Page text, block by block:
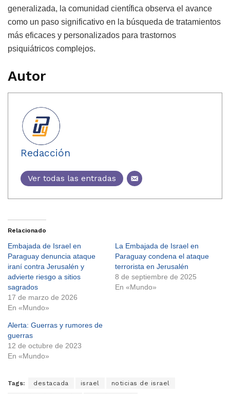
generalizada, la comunidad científica observa el avance
como un paso significativo en la búsqueda de tratamientos
más eficaces y personalizados para trastornos
psiquiátricos complejos.
Autor
Redacción
Ver todas las entradas
Relacionado
Embajada de Israel en
Paraguay denuncia ataque
iraní contra Jerusalén y
advierte riesgo a sitios
sagrados
17 de marzo de 2026
En «Mundo»
La Embajada de Israel en
Paraguay condena el ataque
terrorista en Jerusalén
8 de septiembre de 2025
En «Mundo»
Alerta: Guerras y rumores de
guerras
12 de octubre de 2023
En «Mundo»
Tags: destacada israel noticias de israel